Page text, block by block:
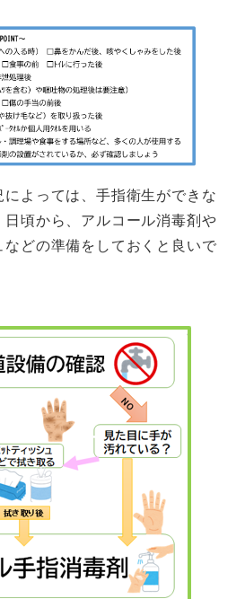
によっては、手指衛生ができな
日頃から、アルコール消毒剤や
などの準備をしておくと良いで